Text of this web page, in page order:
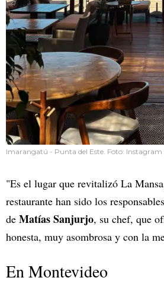
Imarangatú - Punta del Este. Foto:
"Es el lugar que revitalizó La
restaurante han sido los
de Matías Sanjurjo, su chef, que
honesta, muy asombrosa y con la
En Montevideo